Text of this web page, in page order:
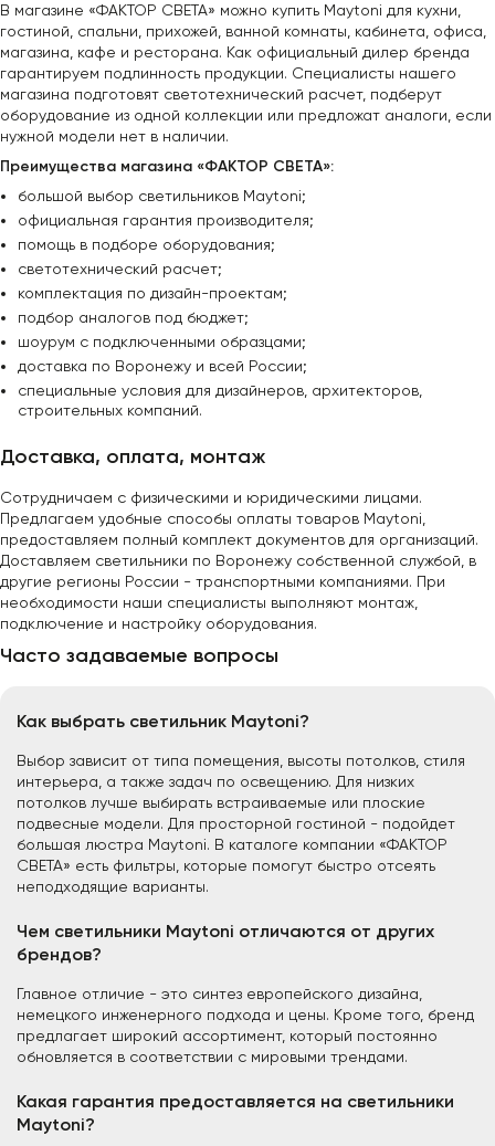
В магазине «ФАКТОР СВЕТА» можно купить Maytoni для кухни,
гостиной, спальни, прихожей, ванной комнаты, кабинета, офиса,
магазина, кафе и ресторана. Как официальный дилер бренда
гарантируем подлинность продукции. Специалисты нашего
магазина подготовят светотехнический расчет, подберут
оборудование из одной коллекции или предложат аналоги, если
нужной модели нет в наличии.
Преимущества магазина «ФАКТОР СВЕТА»:
большой выбор светильников Maytoni;
официальная гарантия производителя;
помощь в подборе оборудования;
светотехнический расчет;
комплектация по дизайн-проектам;
подбор аналогов под бюджет;
шоурум с подключенными образцами;
доставка по Воронежу и всей России;
специальные условия для дизайнеров, архитекторов,
строительных компаний.
Доставка, оплата, монтаж
Сотрудничаем с физическими и юридическими лицами.
Предлагаем удобные способы оплаты товаров Maytoni,
предоставляем полный комплект документов для организаций.
Доставляем светильники по Воронежу собственной службой, в
другие регионы России - транспортными компаниями. При
необходимости наши специалисты выполняют монтаж,
подключение и настройку оборудования.
Часто задаваемые вопросы
Как выбрать светильник Maytoni?
Выбор зависит от типа помещения, высоты потолков, стиля
интерьера, а также задач по освещению. Для низких
потолков лучше выбирать встраиваемые или плоские
подвесные модели. Для просторной гостиной - подойдет
большая люстра Maytoni. В каталоге компании «ФАКТОР
СВЕТА» есть фильтры, которые помогут быстро отсеять
неподходящие варианты.
Чем светильники Maytoni отличаются от других
брендов?
Главное отличие - это синтез европейского дизайна,
немецкого инженерного подхода и цены. Кроме того, бренд
предлагает широкий ассортимент, который постоянно
обновляется в соответствии с мировыми трендами.
Какая гарантия предоставляется на светильники
Maytoni?